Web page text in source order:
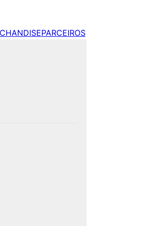
PARCEIROS